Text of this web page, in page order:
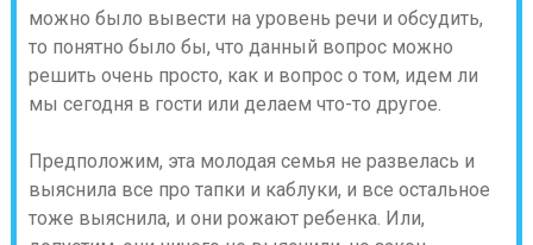
можно было вывести на уровень речи и обсудить,
то понятно было бы, что данный вопрос можно
решить очень просто, как и вопрос о том, идем ли
мы сегодня в гости или делаем что-то другое.
Предположим, эта молодая семья не развелась и
выяснила все про тапки и каблуки, и все остальное
тоже выяснила, и они рожают ребенка. Или,